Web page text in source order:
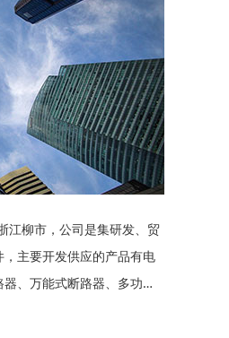
江柳市，公司是集研发、贸
主要开发供应的产品有电
、万能式断路器、多功能